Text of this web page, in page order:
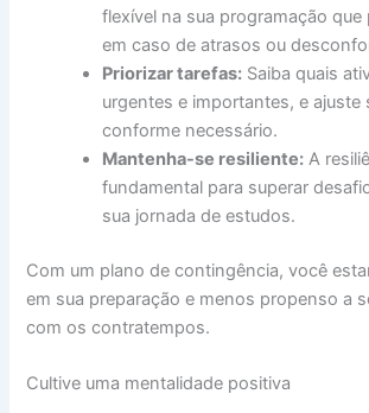
flexível na sua programação que
em caso de atrasos ou
Priorizar tarefas: Saiba quais
urgentes e importantes, e ajuste
conforme necessário.
Mantenha-se resiliente: A
fundamental para superar
sua jornada de estudos.
Com um plano de contingência, você
em sua preparação e menos propenso a
com os contratempos.
Cultive uma mentalidade positiva